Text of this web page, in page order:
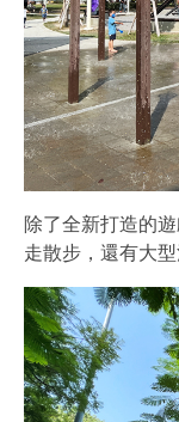
除了全新打造的
走散步，還有大